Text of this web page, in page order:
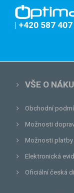
| +420 587
VŠE O
Obchodní
Možnosti
Možnosti platby
Elektronická
Oficiální česká